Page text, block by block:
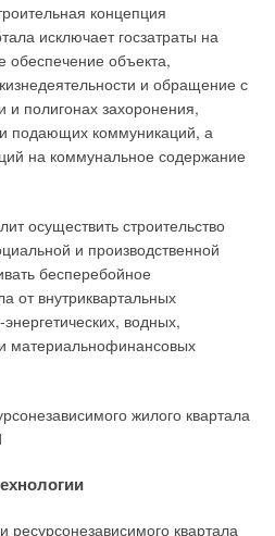
концепция
исключает госзатраты на
обеспечение объекта,
и обращение с
полигонах захоронения,
подающих коммуникаций, а
на коммунальное содержание
осуществить строительство
и производственной
бесперебойное
от внутриквартальных
водных,
материальнофинансовых
ресурсонезависимого квартала
постоянную смазку
жидкостью и увеличивает
крупные включения в
самым защищая насос от
предотвращает обратный
к минимуму риск
системе;
насос от повреждений при
осевого усилия в
обеспечивают
электродвигатель.
насосного оборудования),
по очереди – сначала
Ему на смену приходит